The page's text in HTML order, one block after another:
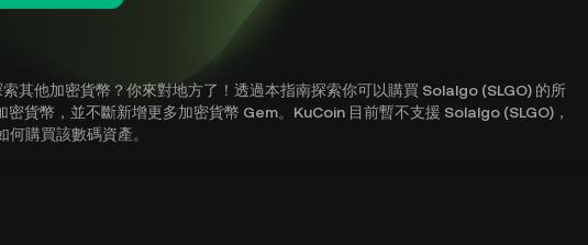
其他加密貨幣？你來對地方了！透過本指南探索你可以購買 Solalgo (SLGO) 的所
密貨幣，並不斷新增更多加密貨幣 Gem。KuCoin 目前暫不支援 Solalgo (SLGO)，
購買該數碼資產。